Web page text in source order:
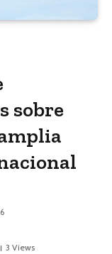
sobre
3 Views